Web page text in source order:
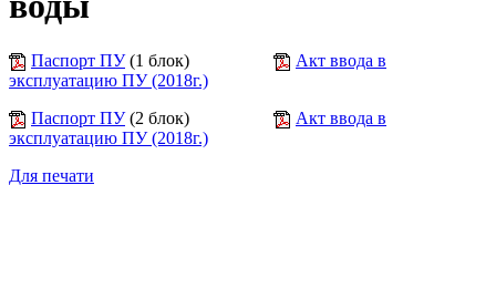
Паспорт ПУ(1 блок)
Акт ввода в
эксплуатацию ПУ (2018г.)
Паспорт ПУ(2 блок)
Акт ввода в
эксплуатацию ПУ (2018г.)
Для печати